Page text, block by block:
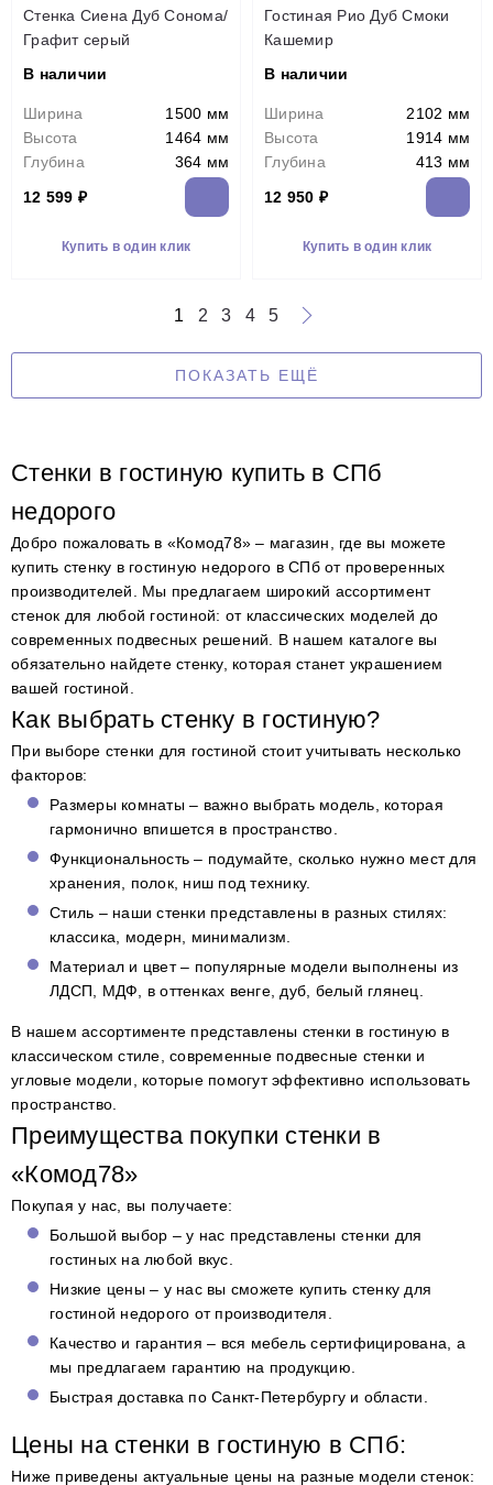
Стенка Сиена Дуб Сонома/
Графит серый
В наличии
Ширина
1500 мм
Высота
1464 мм
Глубина
364 мм
12 599 ₽
Купить в один клик
Гостиная Рио Дуб Смоки
Кашемир
В наличии
Ширина
2102 мм
Высота
1914 мм
Глубина
413 мм
12 950 ₽
Купить в один клик
1 2 3 4 5
ПОКАЗАТЬ ЕЩЁ
Стенки в гостиную купить в СПб
недорого
Добро пожаловать в «Комод78» – магазин, где вы можете
купить стенку в гостиную недорого в СПб от проверенных
производителей. Мы предлагаем широкий ассортимент
стенок для любой гостиной: от классических моделей до
современных подвесных решений. В нашем каталоге вы
обязательно найдете стенку, которая станет украшением
вашей гостиной.
Как выбрать стенку в гостиную?
При выборе стенки для гостиной стоит учитывать несколько
факторов:
Размеры комнаты – важно выбрать модель, которая
гармонично впишется в пространство.
Функциональность – подумайте, сколько нужно мест для
хранения, полок, ниш под технику.
Стиль – наши стенки представлены в разных стилях:
классика, модерн, минимализм.
Материал и цвет – популярные модели выполнены из
ЛДСП, МДФ, в оттенках венге, дуб, белый глянец.
В нашем ассортименте представлены стенки в гостиную в
классическом стиле, современные подвесные стенки и
угловые модели, которые помогут эффективно использовать
пространство.
Преимущества покупки стенки в
«Комод78»
Покупая у нас, вы получаете:
Большой выбор – у нас представлены стенки для
гостиных на любой вкус.
Низкие цены – у нас вы сможете купить стенку для
гостиной недорого от производителя.
Качество и гарантия – вся мебель сертифицирована, а
мы предлагаем гарантию на продукцию.
Быстрая доставка по Санкт-Петербургу и области.
Цены на стенки в гостиную в СПб:
Ниже приведены актуальные цены на разные модели стенок: